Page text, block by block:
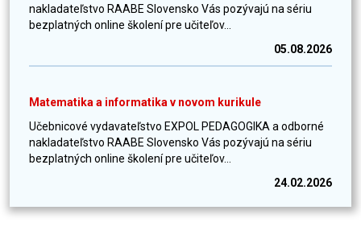
nakladateľstvo RAABE Slovensko Vás pozývajú na sériu
bezplatných online školení pre učiteľov...
05.08.2026
Matematika a informatika v novom kurikule
Učebnicové vydavateľstvo EXPOL PEDAGOGIKA a odborné
nakladateľstvo RAABE Slovensko Vás pozývajú na sériu
bezplatných online školení pre učiteľov...
24.02.2026